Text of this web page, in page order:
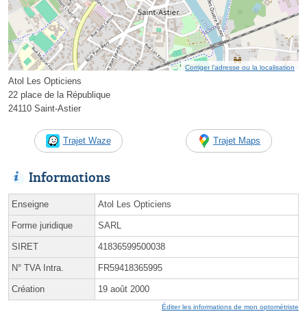
Corriger l’adresse ou la localisation
Atol Les Opticiens
22 place de la République
24110 Saint-Astier
Trajet Waze Trajet Maps
Informations
Enseigne Atol Les Opticiens
Forme juridique SARL
SIRET 41836599500038
N° TVA Intra. FR59418365995
Création 19 août 2000
Éditer les informations de mon optométriste